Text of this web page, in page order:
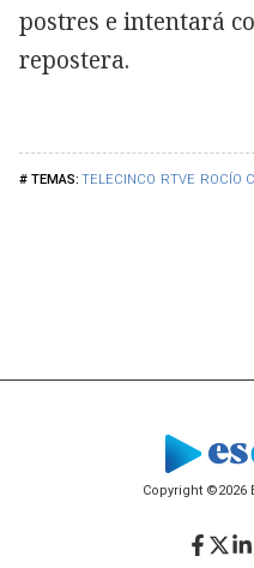
TELECINCO RTVE ROCÍO
postres e intentará
repostera.
Copyright ©2026